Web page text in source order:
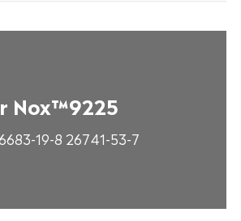
Nox™9225
19-8 26741-53-7